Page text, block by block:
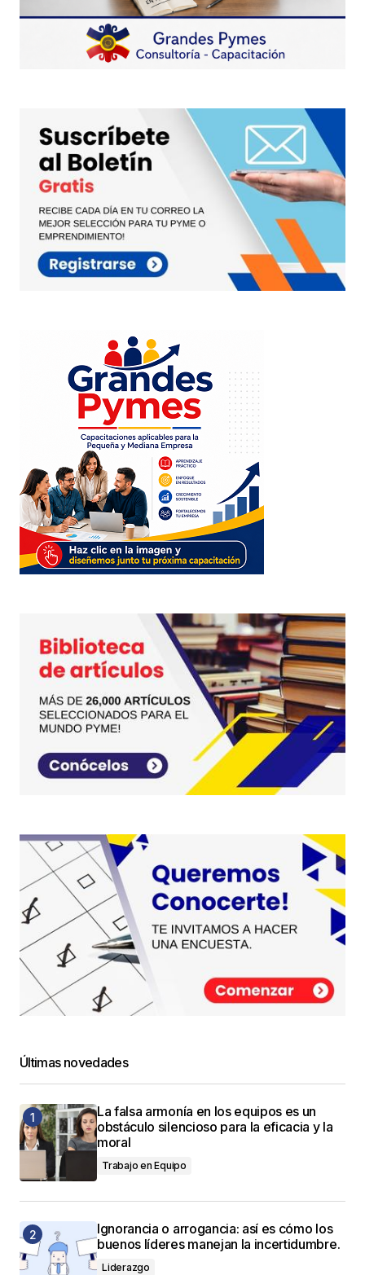
Últimas novedades
La falsa armonía en los equipos es un
obstáculo silencioso para la eficacia y la
moral
Trabajo en Equipo
Ignorancia o arrogancia: así es cómo los
buenos líderes manejan la incertidumbre.
Liderazgo